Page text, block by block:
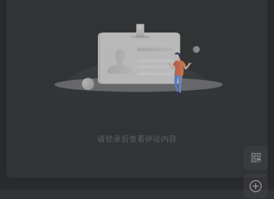
请登录后查看评论内容